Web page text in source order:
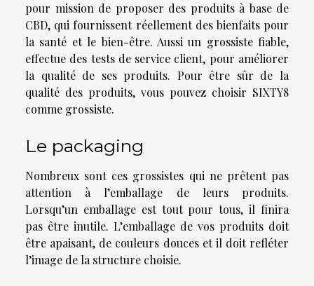
pour mission de proposer des produits à base de
CBD, qui fournissent réellement des bienfaits pour
la santé et le bien-être. Aussi un grossiste fiable,
effectue des tests de service client, pour améliorer
la qualité de ses produits. Pour être sûr de la
qualité des produits, vous pouvez choisir SIXTY8
comme grossiste.
Le packaging
Nombreux sont ces grossistes qui ne prêtent pas
attention à l’emballage de leurs produits.
Lorsqu’un emballage est tout pour tous, il finira
pas être inutile. L’emballage de vos produits doit
être apaisant, de couleurs douces et il doit refléter
l’image de la structure choisie.